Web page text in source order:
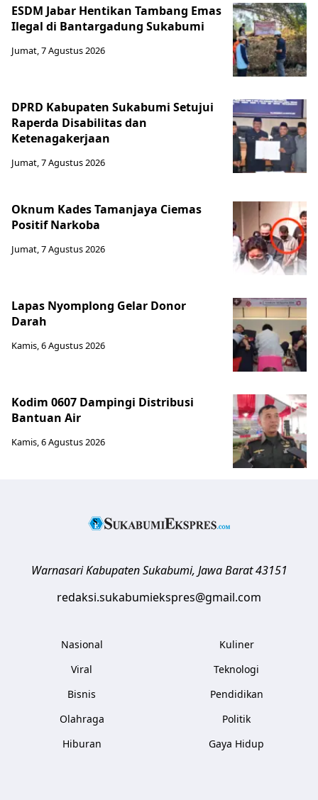
ESDM Jabar Hentikan Tambang Emas
Ilegal di Bantargadung Sukabumi
Jumat, 7 Agustus 2026
DPRD Kabupaten Sukabumi Setujui
Raperda Disabilitas dan
Ketenagakerjaan
Jumat, 7 Agustus 2026
Oknum Kades Tamanjaya Ciemas
Positif Narkoba
Jumat, 7 Agustus 2026
Lapas Nyomplong Gelar Donor
Darah
Kamis, 6 Agustus 2026
Kodim 0607 Dampingi Distribusi
Bantuan Air
Kamis, 6 Agustus 2026
Warnasari Kabupaten Sukabumi, Jawa Barat 43151
redaksi.sukabumiekspres@gmail.com
Nasional
Viral
Bisnis
Olahraga
Hiburan
Kuliner
Teknologi
Pendidikan
Politik
Gaya Hidup